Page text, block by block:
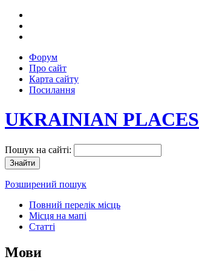
Форум
Про сайт
Карта сайту
Посилання
UKRAINIAN PLACES
Пошук на сайті:
Розширений пошук
Повний перелік місць
Місця на мапі
Статті
Мови